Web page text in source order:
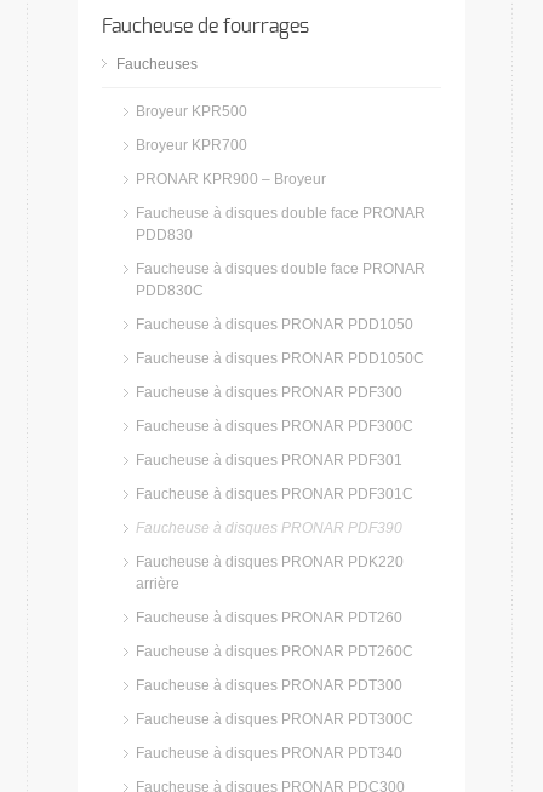
Faucheuse de fourrages
Faucheuses
Broyeur KPR500
Broyeur KPR700
PRONAR KPR900 – Broyeur
Faucheuse à disques double face PRONAR
PDD830
Faucheuse à disques double face PRONAR
PDD830C
Faucheuse à disques PRONAR PDD1050
Faucheuse à disques PRONAR PDD1050C
Faucheuse à disques PRONAR PDF300
Faucheuse à disques PRONAR PDF300C
Faucheuse à disques PRONAR PDF301
Faucheuse à disques PRONAR PDF301C
Faucheuse à disques PRONAR PDF390
Faucheuse à disques PRONAR PDK220
arrière
Faucheuse à disques PRONAR PDT260
Faucheuse à disques PRONAR PDT260C
Faucheuse à disques PRONAR PDT300
Faucheuse à disques PRONAR PDT300C
Faucheuse à disques PRONAR PDT340
Faucheuse à disques PRONAR PDC300